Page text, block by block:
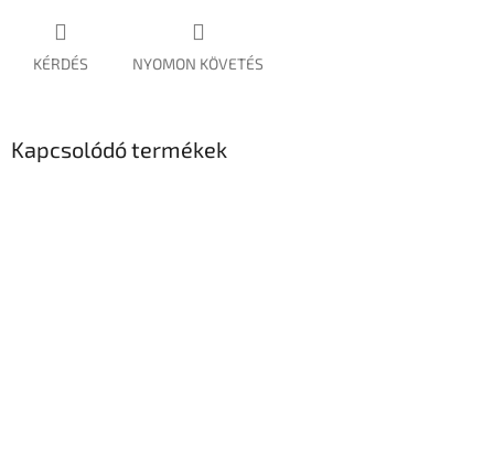
KÉRDÉS NYOMON KÖVETÉS
Kapcsolódó termékek